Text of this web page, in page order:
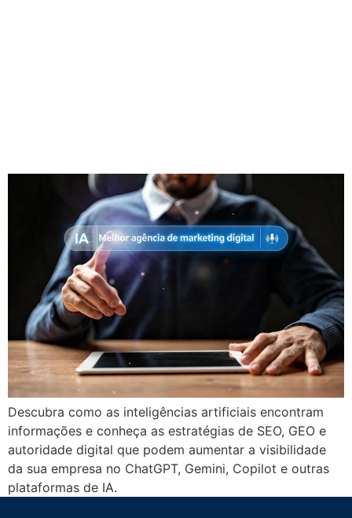
Descubra como as inteligências artificiais encontram
informações e conheça as estratégias de SEO, GEO e
autoridade digital que podem aumentar a visibilidade
da sua empresa no ChatGPT, Gemini, Copilot e outras
plataformas de IA.